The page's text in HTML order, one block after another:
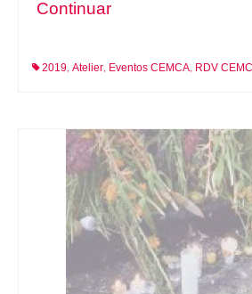
Continuar
2019, Atelier, Eventos CEMCA, RDV